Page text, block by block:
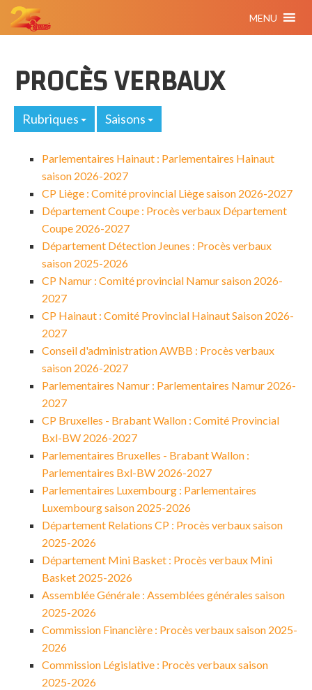
MENU
PROCÈS VERBAUX
Rubriques Saisons
Parlementaires Hainaut : Parlementaires Hainaut
saison 2026-2027
CP Liège : Comité provincial Liège saison 2026-2027
Département Coupe : Procès verbaux Département
Coupe 2026-2027
Département Détection Jeunes : Procès verbaux
saison 2025-2026
CP Namur : Comité provincial Namur saison 2026-
2027
CP Hainaut : Comité Provincial Hainaut Saison 2026-
2027
Conseil d'administration AWBB : Procès verbaux
saison 2026-2027
Parlementaires Namur : Parlementaires Namur 2026-
2027
CP Bruxelles - Brabant Wallon : Comité Provincial
Bxl-BW 2026-2027
Parlementaires Bruxelles - Brabant Wallon :
Parlementaires Bxl-BW 2026-2027
Parlementaires Luxembourg : Parlementaires
Luxembourg saison 2025-2026
Département Relations CP : Procès verbaux saison
2025-2026
Département Mini Basket : Procès verbaux Mini
Basket 2025-2026
Assemblée Générale : Assemblées générales saison
2025-2026
Commission Financière : Procès verbaux saison 2025-
2026
Commission Législative : Procès verbaux saison
2025-2026